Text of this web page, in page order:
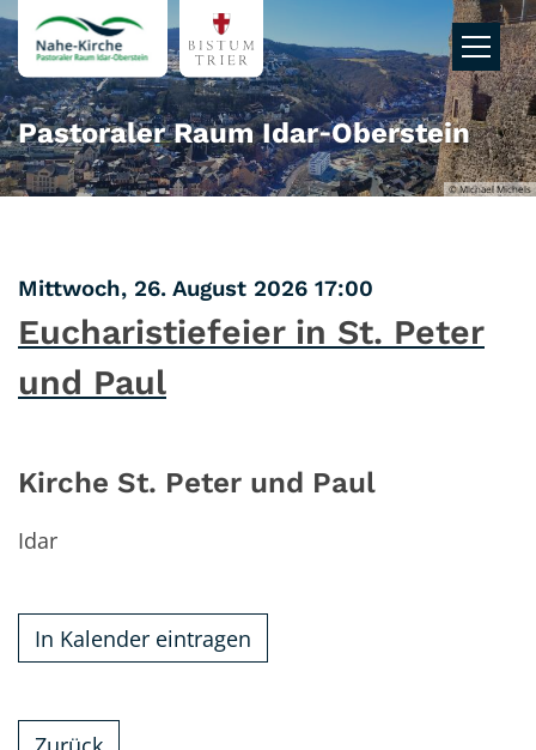
Zum Inhalt springen
© Michael Michels
Pastoraler Raum Idar‑Oberstein
Mittwoch, 26. August 2026 17:00
Eucharistiefeier in St. Peter
und Paul
Kirche St. Peter und Paul
Idar
In Kalender eintragen